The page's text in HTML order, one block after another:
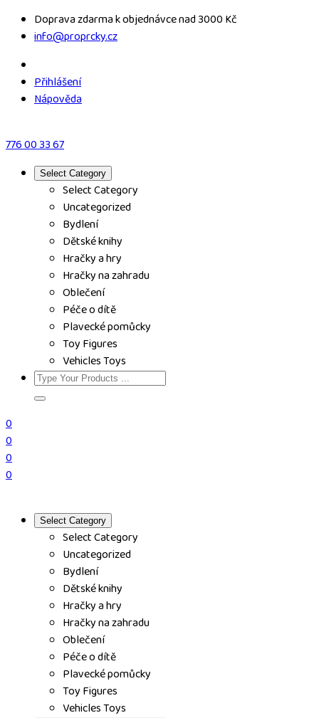
Skip
Doprava zdarma k objednávce nad 3000 Kč
info@proprcky.cz
Přihlášení
Nápověda
776 00 33 67
Select Category
Select Category
Uncategorized
Bydlení
Dětské knihy
Hračky a hry
Hračky na zahradu
Oblečení
Péče o dítě
Plavecké pomůcky
Toy Figures
Vehicles Toys
0
0
0
0
Select Category
Select Category
Uncategorized
Bydlení
Dětské knihy
Hračky a hry
Hračky na zahradu
Oblečení
Péče o dítě
Plavecké pomůcky
Toy Figures
Vehicles Toys